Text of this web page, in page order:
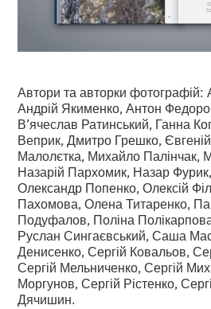
Автори та авторки
Андрій Якименко, Антон
В’ячеслав Ратинський, Ганна
Веприк, Дмитро Грешко,
Малолєтка, Михайло Палінчак,
Назарій Пархомик, Назар
Олександр Попенко, Олексій
Пахомова, Олена Титаренко,
Подуфалов, Поліна
Руслан Сингаєвський, Саша
Денисенко, Сергій Ковальов,
Сергій Мельниченко, Сергій
Моргунов, Сергій Рістенко,
Дячишин.